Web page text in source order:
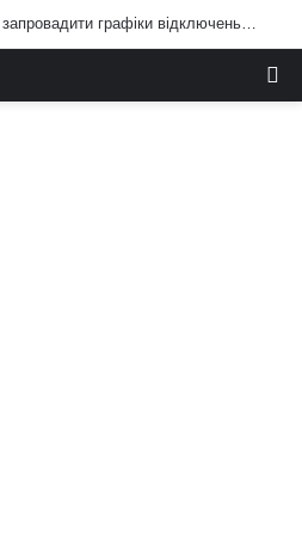
В Україні можуть знову запровадити графіки відключень електроенергії: що вже відомо